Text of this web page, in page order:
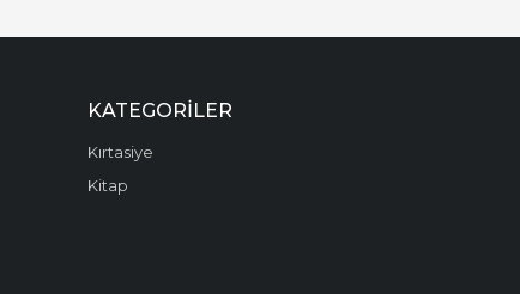
KATEGORILER
Kırtasiye
Kitap